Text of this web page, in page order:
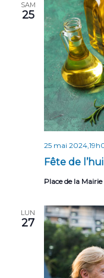
SAM
25
Fête de
25 mai
Place de la Mairie
LUN
27